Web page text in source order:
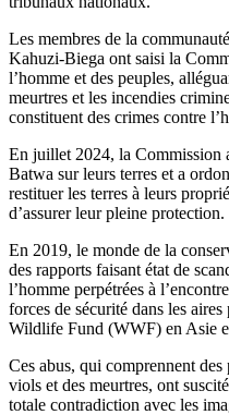
Les membres de la
Kahuzi-Biega ont saisi la
l’homme et des peuples,
meurtres et les incendies
constituent des crimes contre
En juillet 2024, la Commission
Batwa sur leurs terres et a
restituer les terres à leurs
d’assurer leur pleine protection.
En 2019, le monde de la
des rapports faisant état de
l’homme perpétrées à
forces de sécurité dans les
Wildlife Fund (WWF) en Asie
Ces abus, qui comprennent des
viols et des meurtres, ont
totale contradiction avec les